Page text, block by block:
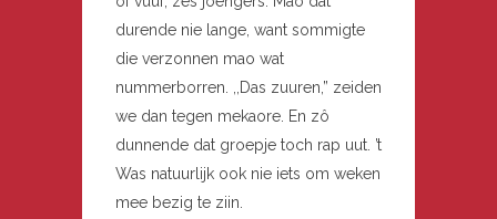
durende nie lange, want sommigte
die verzonnen mao wat
nummerborren. ,,Das zuuren,” zeiden
we dan tegen mekaore. En zô
dunnende dat groepje toch rap uut. ’t
Was natuurlijk ook nie iets om weken
mee bezig te ziin.